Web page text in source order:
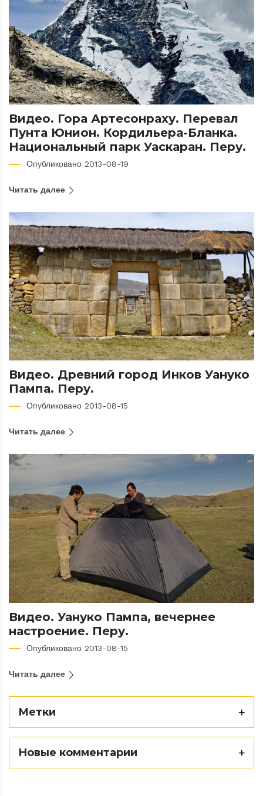
Видео. Гора Артесонраху. Перевал
Пунта Юнион. Кордильера-Бланка.
Национальный парк Уаскаран. Перу.
Опубликовано 2013-08-19
Читать далее
Видео. Древний город Инков Уануко
Пампа. Перу.
Опубликовано 2013-08-15
Читать далее
Видео. Уануко Пампа, вечернее
настроение. Перу.
Опубликовано 2013-08-15
Читать далее
Метки
Новые комментарии